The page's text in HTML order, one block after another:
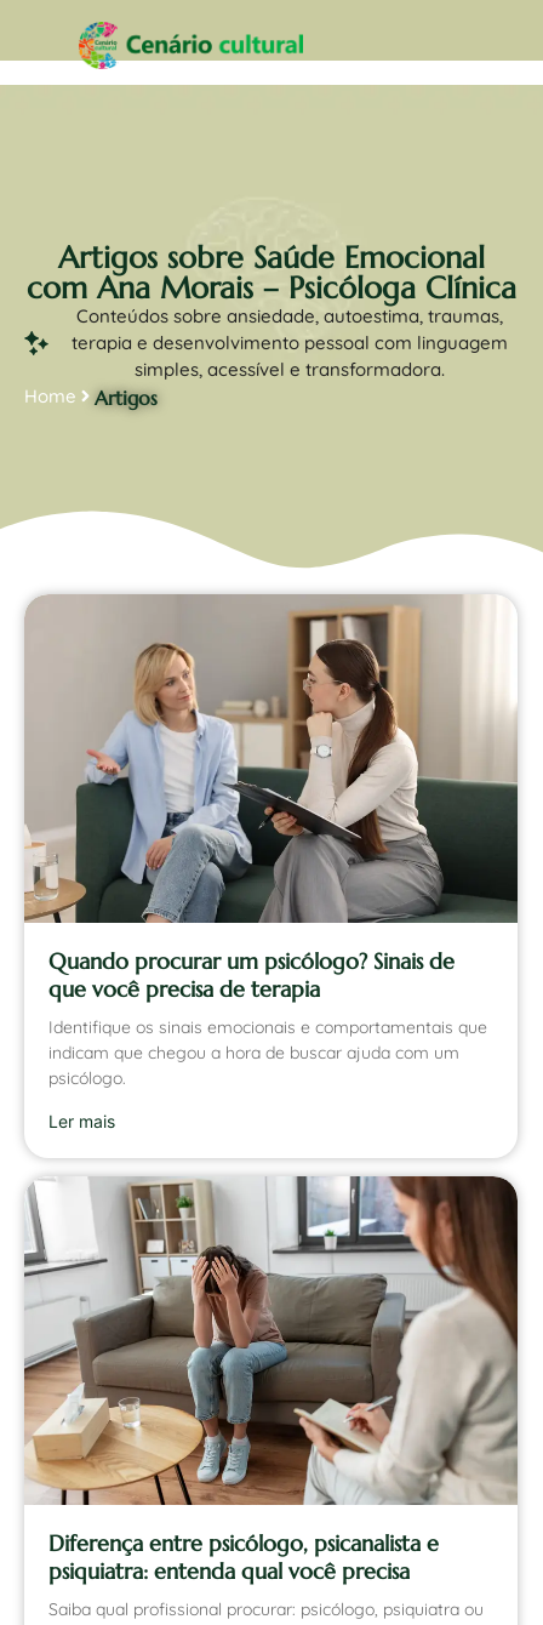
Artigos sobre Saúde Emocional
com Ana Morais – Psicóloga Clínica
Conteúdos sobre ansiedade, autoestima, traumas,
terapia e desenvolvimento pessoal com linguagem
simples, acessível e transformadora.
Home
Artigos
Quando procurar um psicólogo? Sinais de
que você precisa de terapia
Identifique os sinais emocionais e comportamentais que
indicam que chegou a hora de buscar ajuda com um
psicólogo.
Ler mais
Diferença entre psicólogo, psicanalista e
psiquiatra: entenda qual você precisa
Saiba qual profissional procurar: psicólogo, psiquiatra ou